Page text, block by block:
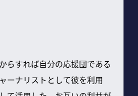
らすれば自分の応援団である
ーナリストとして彼を利用